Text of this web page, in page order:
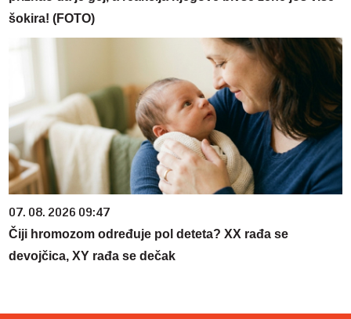
šokira! (FOTO)
07. 08. 2026 09:47
Čiji hromozom određuje pol deteta? XX rađa se
devojčica, XY rađa se dečak